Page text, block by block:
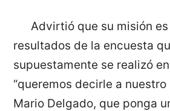
Advirtió que su misión
resultados de la encuesta
supuestamente se realizó
“queremos decirle a
Mario Delgado, que ponga